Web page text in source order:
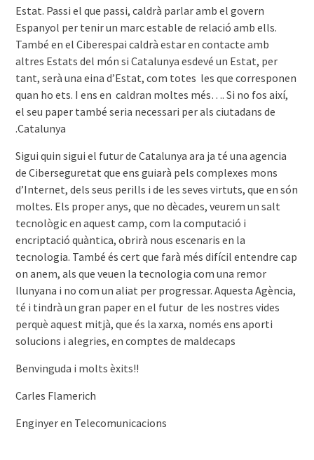
Estat. Passi el que passi, caldrà parlar amb el govern
Espanyol per tenir un marc estable de relació amb ells.
També en el Ciberespai caldrà estar en contacte amb
altres Estats del món si Catalunya esdevé un Estat, per
tant, serà una eina d’Estat, com totes les que corresponen
quan ho ets. I ens en caldran moltes més…. Si no fos així,
el seu paper també seria necessari per als ciutadans de
Catalunya.
Sigui quin sigui el futur de Catalunya ara ja té una agencia
de Ciberseguretat que ens guiarà pels complexes mons
d’Internet, dels seus perills i de les seves virtuts, que en són
moltes. Els proper anys, que no dècades, veurem un salt
tecnològic en aquest camp, com la computació i
encriptació quàntica, obrirà nous escenaris en la
tecnologia. També és cert que farà més difícil entendre cap
on anem, als que veuen la tecnologia com una remor
llunyana i no com un aliat per progressar. Aquesta Agència,
té i tindrà un gran paper en el futur de les nostres vides
perquè aquest mitjà, que és la xarxa, només ens aporti
solucions i alegries, en comptes de maldecaps
!!Benvinguda i molts èxits
Carles Flamerich
Enginyer en Telecomunicacions